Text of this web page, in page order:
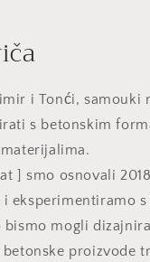
i Tonći, samouki
s betonskim
] smo osnovali
i eksperimentiramo
bismo mogli
proizvode